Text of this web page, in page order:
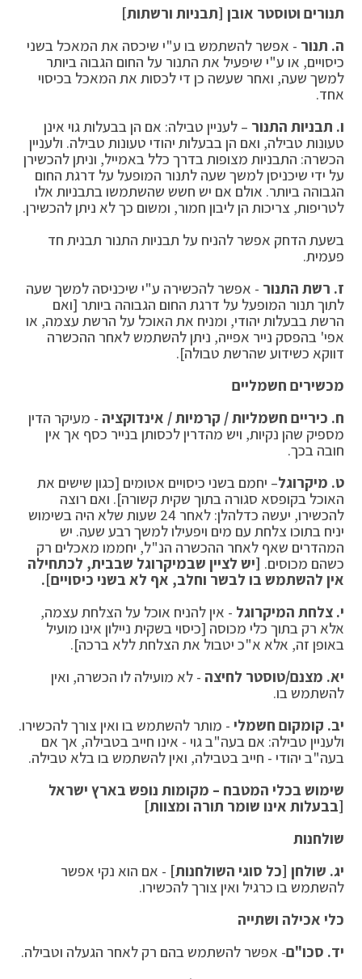
תנורים וטוסטר אובן [תבניות ורשתות]
ה. תנור - אפשר להשתמש בו ע"י שיכסה את המאכל בשני
כיסויים, או ע"י שיפעיל את התנור על החום הגבוה ביותר
למשך שעה, ואחר שעשה כן די לכסות את המאכל בכיסוי
אחד.
ו. תבניות התנור – לעניין טבילה: אם הן בבעלות גוי אינן
טעונות טבילה, ואם הן בבעלות יהודי טעונות טבילה. ולעניין
הכשרה: התבניות מצופות בדרך כלל באמייל, וניתן להכשירן
על ידי שיכניסן למשך שעה לתנור המופעל על דרגת החום
הגבוהה ביותר. אולם אם יש חשש שהשתמשו בתבניות אלו
לטריפות, צריכות הן ליבון חמור, ומשום כך לא ניתן להכשירן.
בשעת הדחק אפשר להניח על תבניות התנור תבנית חד
פעמית.
ז. רשת התנור - אפשר להכשירה ע"י שיכניסה למשך שעה
לתוך תנור המופעל על דרגת החום הגבוהה ביותר [ואם
הרשת בבעלות יהודי, ומניח את האוכל על הרשת עצמה, או
אפי' בהפסק נייר אפייה, ניתן להשתמש לאחר ההכשרה
דווקא כשידוע שהרשת טבולה].
מכשירים חשמליים
ח. כיריים חשמליות / קרמיות / אינדוקציה - מעיקר הדין
מספיק שהן נקיות, ויש מהדרין לכסותן בנייר כסף אך אין
חובה בכך.
ט. מיקרוגל– יחמם בשני כיסויים אטומים [כגון שישים את
האוכל בקופסא סגורה בתוך שקית קשורה]. ואם רוצה
להכשירו, יעשה כדלהלן: לאחר 24 שעות שלא היה בשימוש
יניח בתוכו צלחת עם מים ויפעילו למשך רבע שעה. יש
המהדרים שאף לאחר ההכשרה הנ"ל, יחממו מאכלים רק
כשהם מכוסים. [יש לציין שבמיקרוגל שבבית, לכתחילה
אין להשתמש בו לבשר וחלב, אף לא בשני כיסויים].
י. צלחת המיקרוגל - אין להניח אוכל על הצלחת עצמה,
אלא רק בתוך כלי מכוסה [כיסוי בשקית ניילון אינו מועיל
באופן זה, אלא א"כ יטבול את הצלחת ללא ברכה].
יא. מצנם/טוסטר לחיצה - לא מועילה לו הכשרה, ואין
להשתמש בו.
יב. קומקום חשמלי - מותר להשתמש בו ואין צורך להכשירו.
ולעניין טבילה: אם בעה"ב גוי - אינו חייב בטבילה, אך אם
בעה"ב יהודי - חייב בטבילה, ואין להשתמש בו בלא טבילה.
שימוש בכלי המטבח – מקומות נופש בארץ ישראל
[בבעלות אינו שומר תורה ומצוות]
שולחנות
יג. שולחן [כל סוגי השולחנות] - אם הוא נקי אפשר
להשתמש בו כרגיל ואין צורך להכשירו.
כלי אכילה ושתייה
יד. סכו"ם- אפשר להשתמש בהם רק לאחר הגעלה וטבילה.